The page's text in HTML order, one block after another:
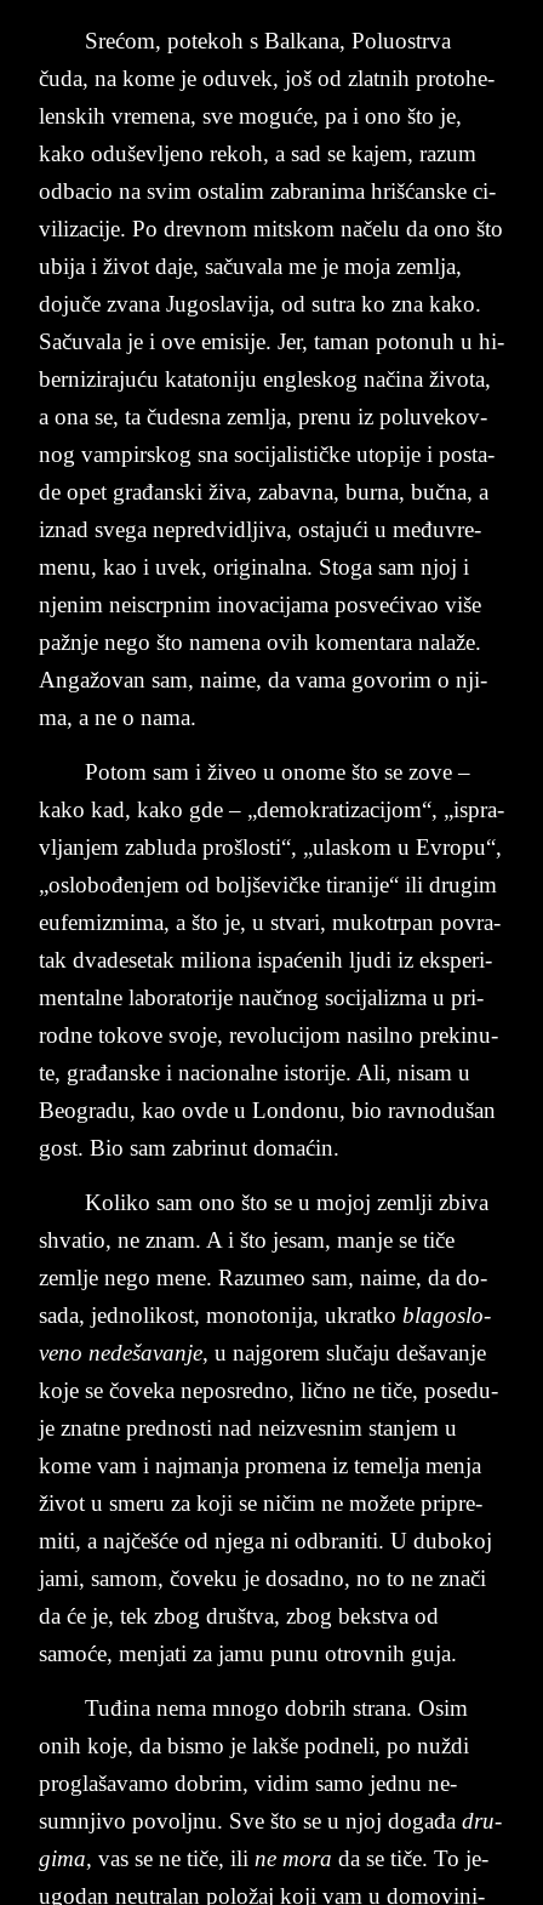
Srećom, po­te­koh ­s Bal­ka­na, Po­lu­o­str­va
čuda, na ­ko­me ­je ­o­du­vek, još od zlat­nih pro­to­he­
len­skih vre­me­na, sve moguće, pa i ono što ­je,
kako odu­šev­lje­no re­koh, a sad se ka­jem, ra­zum
od­ba­cio na svim ostalim za­bra­ni­ma hrišćan­ske ci­
vili­za­ci­je. Po drev­nom mit­skom načelu da ono što
ubi­ja i život­ da­je, sačuva­la me je mo­ja­ zem­lja,
dojuče zva­na Ju­gos­lavija, od su­tra ko zna kako.
Sačuva­la je i ove emi­si­je. Jer, ta­man po­to­nuh u hi­
be­rni­zi­ra­juću ka­ta­to­ni­ju en­gle­skog načina živo­ta,
a o­na ­se, ta čude­sna zem­lja, pre­nu iz po­lu­ve­kov­
nog vam­pir­skog sna so­ci­ja­li­stičke uto­pi­je i po­sta­
de opet građan­ski živa, za­bav­na, bur­na, bučna, a
iz­nad sve­ga ne­pred­vi­dlji­va, osta­jući u me­đu­vre­
me­nu, kao i uvek, ori­gi­nal­na. Sto­ga sam njoj i
nje­nim ne­is­crp­nim ino­va­ci­ja­ma po­svećivao više
pažnje nego što na­me­na ovih ko­men­ta­ra nalaže.
Angažovan sam, na­i­me, da vama go­vo­rim o nji­
ma, a ne o nama.
Po­tom sam i živeo u ono­me što se zove –
kako kad, kako gde – „de­mo­kra­ti­za­cijom“, „is­pra­
vl­jan­jem za­blu­da pro­šlo­sti“, „ula­skom u Evropu“,
„oslo­bođen­jem od boljševičke ti­ra­ni­je“ ili dru­gim
eu­fe­mi­zmi­ma, a što je, u stva­ri, mu­ko­tr­pan po­vra­
tak dva­de­se­tak mi­li­o­na ispaćenih lju­di iz eks­pe­ri­
men­tal­ne la­bo­ra­to­ri­je naučnog so­ci­ja­li­zma u pri­
rod­ne to­ko­ve svo­je, re­vo­lu­ci­jom na­sil­no pre­ki­nu­
te, građan­ske i na­ci­o­nal­ne isto­ri­je. Ali, ni­sam u
Be­o­gra­du, kao ovde u Lon­do­nu, bio rav­no­du­šan
gost. Bio sam za­bri­nut domaćin.
Ko­li­ko sam ono što se u mo­joj zem­lji zbi­va
shva­tio, ne znam. A i što je­sam, man­je se tiče
zem­lje nego mene. Raz­u­meo sam, na­i­me, da do­
sa­da, jed­no­li­kost, mo­no­to­ni­ja, ukrat­ko bla­go­slo­
ve­no ne­de­ša­van­je, u najgo­rem slučaju de­ša­van­je
koje se čove­ka ne­po­sred­no, lično ne tiče, po­se­du­
je znat­ne pred­no­sti nad ne­iz­ve­snim stan­jem u
kome vam i naj­man­ja pro­me­na iz te­mel­ja men­ja
život u sme­ru za koji se ničim ne možete pri­pre­
mi­ti, a najčešće od nje­ga ni od­bra­ni­ti. U du­bo­koj
jami, sa­mom, čove­ku je do­sad­no, no to ne znači
da će je, tek zbog društva, zbog bek­stva od
samoće, men­ja­ti za jamu punu otrov­nih guja.
Tuđina nema mno­go do­brih stra­na. Osim
onih koje, da bismo je la­kše pod­ne­li, po nuždi
pro­glašava­mo do­brim, vi­dim samo jednu ne­
sumnji­vo po­vol­jnu. Sve što se u njoj događa dru­
gi­ma, vas se ne tiče, ili ne mo­ra­ da ­se ­tiče. To ­je­
u­go­dan ne­u­tra­lan položaj ko­ji­ vam u do­mo­vi­ni­